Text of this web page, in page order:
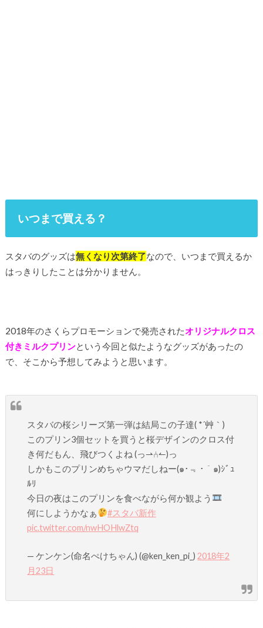
いつまで買える？
スタバのグッズは無くなり次第終了なので、いつまで買えるか
はっきりしたことは分かりません。
2018年のさくらプロモーションで発売されたオリジナルクロス
付きミルクプリンという今回と似たようなグッズがあったの
で、そこから予想してみようと思います。
スタバの桜シリーズ第一弾は結局この子達( *´艸｀)
このプリン3個セットを買うと桜デザインのクロス付
き何だもん、飛びつくよね (っ⇀⑃↼)っ
しかもこのプリンめちゃウマだしねー(๑･﹃ ･｀๑)ｼﾞｭ
ﾙﾘ
今日の夜はこのプリンを食べながら何か観よう
何にしようかなぁ
#スタバ新作
pic.twitter.com/nwHOHlwZtq
— ケンケン(命名ぺけちゃん) (@ken_ken_pi_)2018年2
月23日